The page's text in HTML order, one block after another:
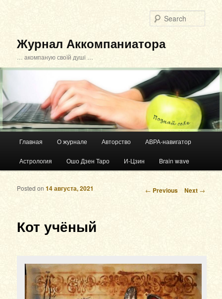
Журнал Аккомпаниатора
… акомпаную своїй душі …
Skip to primary content
Skip to secondary content
Главная О журнале Авторство АВРА-навигатор
Астрология Ошо Дзен Таро И-Цзин Brain wave
Post navigation
← Previous Next →
Кот учёный
Posted on14 августа, 2021